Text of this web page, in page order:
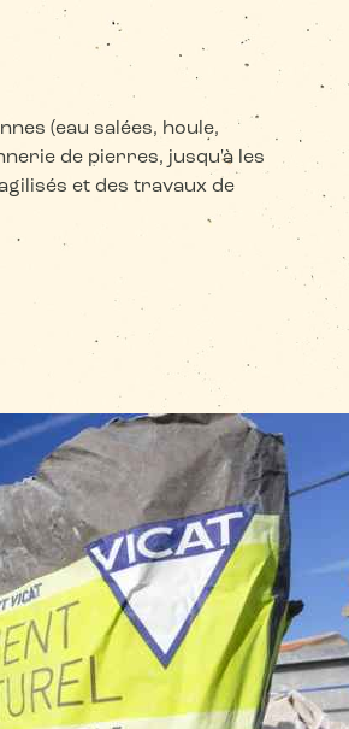
(eau salées, houle,
de pierres, jusqu'à les
et des travaux de